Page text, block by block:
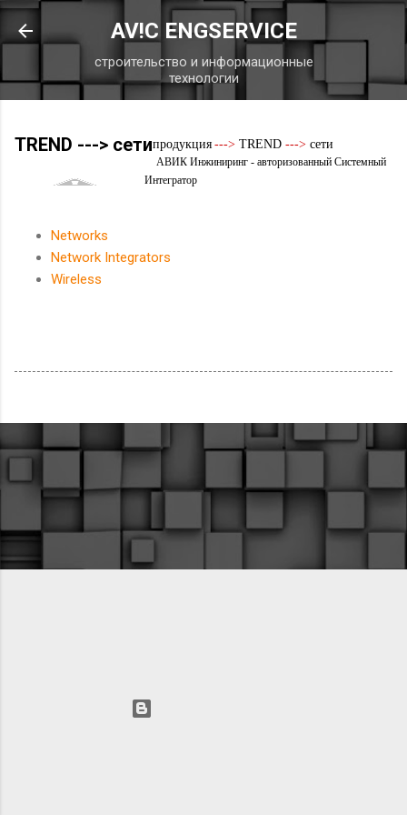
К основному контенту
AV!C ENGSERVICE
строительство и информационные
технологии
TREND ---> сетипродукция ---> TREND ---> сети
АВИК Инжиниринг - авторизованный Системный
Интегратор
Networks
Network Integrators
Wireless